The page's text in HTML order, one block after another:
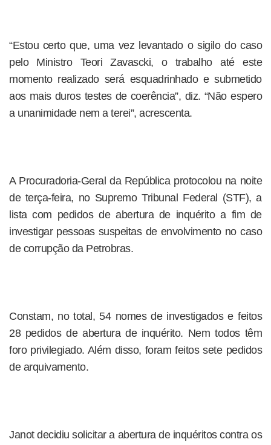
“Estou certo que, uma vez levantado o sigilo do caso
pelo Ministro Teori Zavascki, o trabalho até este
momento realizado será esquadrinhado e submetido
aos mais duros testes de coerência”, diz. “Não espero
a unanimidade nem a terei”, acrescenta.
A Procuradoria-Geral da República protocolou na noite
de terça-feira, no Supremo Tribunal Federal (STF), a
lista com pedidos de abertura de inquérito a fim de
investigar pessoas suspeitas de envolvimento no caso
de corrupção da Petrobras.
Constam, no total, 54 nomes de investigados e feitos
28 pedidos de abertura de inquérito. Nem todos têm
foro privilegiado. Além disso, foram feitos sete pedidos
de arquivamento.
Janot decidiu solicitar a abertura de inquéritos contra os